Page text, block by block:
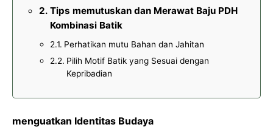
Tips memutuskan dan Merawat Baju PDH
Kombinasi Batik
Perhatikan mutu Bahan dan Jahitan
Pilih Motif Batik yang Sesuai dengan
Kepribadian
menguatkan Identitas Budaya